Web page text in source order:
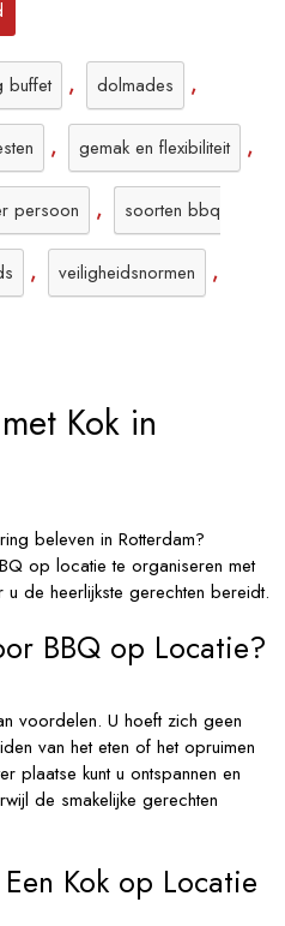
buffet , dolmades ,
, gemak en flexibiliteit ,
persoon , soorten bbq
, veiligheidsnormen ,
Kok in
beleven in Rotterdam?
op locatie te organiseren met
de heerlijkste gerechten bereidt.
BBQ op Locatie?
voordelen. U hoeft zich geen
van het eten of het opruimen
plaatse kunt u ontspannen en
de smakelijke gerechten
Kok op Locatie